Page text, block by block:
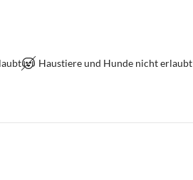
Haustiere und Hunde nicht erlaubt